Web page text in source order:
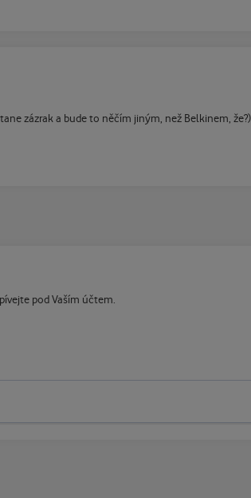
zázrak a bude to něčím jiným, než Belkinem,
pod Vaším účtem.